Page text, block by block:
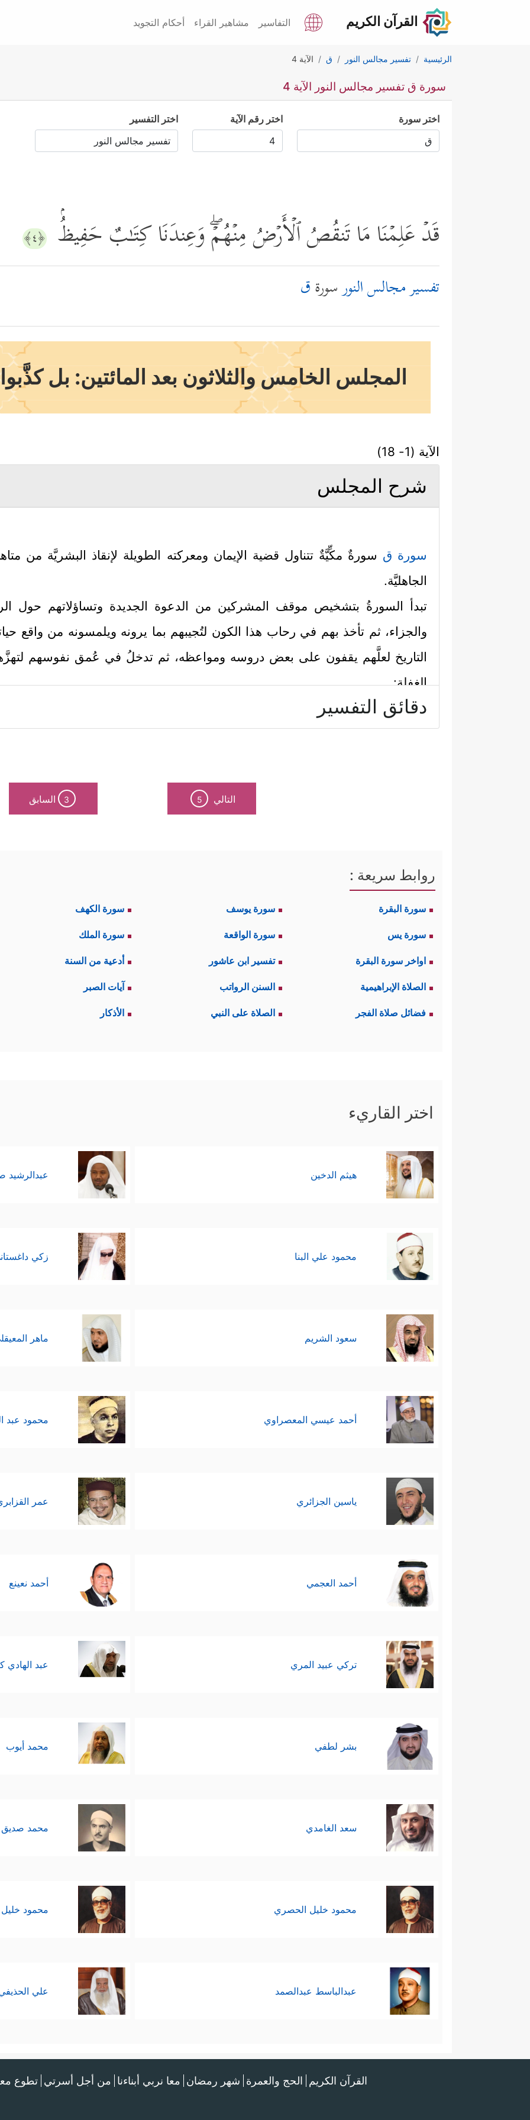
القرآن الكريم التفاسير مشاهير القراء أحكام التجويد
الرئيسية تفسير مجالس النور ق الآية 4
سورة ق تفسير مجالس النور الآية 4
اختر سورة اختر رقم الآية اختر التفسير
قَدۡ عَلِمۡنَا مَا تَنقُصُ ٱلۡأَرۡضُ مِنۡهُمۡۖ وَعِندَنَا كِتَـٰبٌ حَفِیظُۢ ﴿٤﴾
تفسير مجالس النورسورةق
المجلس الخامس والثلاثون بعد المائتين: بل
الآية (1- 18)
شرح المجلس
سورة ق سورةٌ مكِّيَّةٌ تتناول قضية الإيمان ومعركته الطويلة لإنقاذ البشريَّة من
الجاهليَّة.
تبدأ السورةُ بتشخيص موقف المشركين من الدعوة الجديدة وتساؤلاتهم حول
والجزاء، ثم تأخذ بهم في رحاب هذا الكون لتُجيبهم بما يرونه ويلمسونه من
التاريخ لعلَّهم يقفون على بعض دروسه ومواعظه، ثم تدخلُ في عُمق نفوسهم
الغفلة:
أولًا: استهَلَّت السورة بقسَمٍ عظيمٍ يُقصد به بيان عظمة هذا القرآن، والتنبيه إلى
﴿قۤۚ وَٱلۡقُرۡءَانِ ٱلۡمَجِیدِ﴾.
ينتظرهم بعد موتهم من بعثٍ وحسابٍ وجزاءٍ﴿بَلۡ عَجِبُوۤاْ أَن جَاۤءَهُم مُّنذِرࣱ مِّنۡهُمۡ فَقَالَ ٱلۡكَـٰفِرُونَ
ثم يتحوَّلُ هذا التعجُّب إلى تكذيبٍ صريحٍ ﴿بَلۡ كَذَّبُواْ بِٱلۡحَقِّ لَمَّا جَاۤءَهُمۡ﴾ثم
ثالثًا: ردَّ القرآنُ تعجُّبهم بتأكيد علم الله تعالى الشامل، فهو يعلم ما يذهب في
منها يغيب عن عِلمِ الله
﴿وَعِندَنَا كِتَـٰبٌ حَفِیظُۢ﴾
ملموسٍ إعادةَ الحياة بعد الموت
الحياة للإنسان بعد أن تُدفن خلاياه في التراب أيضًا.
سادسًا: ذكَّر القرآن هؤلاء المشركين بما أصابَ أسلافهم المشركين من الأُمم
سابعًا: عاد القرآن ليناقشهم في تكذيبهم بالبعث، محتجًّا عليهم بدليل العقل بعد أن
بِٱلۡخَلۡقِ ٱلۡأَوَّلِۚ﴾
وهذا سؤالٌ يصعق هذه العقول ويصدمها بالحقيقة الكبرى؛ فالله الذي
وهذا التعجُّبُ مِن تعجُّبهم هو الذي صاغه القرآن بقوله:
﴿بَلۡ هُمۡ فِی لَبۡسࣲ مِّنۡ خَلۡقࣲ جَدِیدࣲ﴾
الجديد، وهم موجودون بالخلق الأول.
التكذيب؛ فالإنسان المُجادِل ليس شرطًا أن يكون مُقتنِعًا بما يقول، فالحسد مثلًا كافٍ
لا ينفع معها حوارٌ، ولا يردُّها دليلٌ.
ٱلۡإِنسَـٰنَ وَنَعۡلَمُ مَا تُوَسۡوِسُ بِهِۦ نَفۡسُهُۥ ۖ وَنَحۡنُ أَقۡرَبُ إِلَیۡهِ مِنۡ حَبۡلِ ٱلۡوَرِیدِ
إِذۡ یَتَلَقَّى ٱلۡمُتَلَقِّیَانِ عَنِ ٱلۡیَمِینِ
إِلَّا لَدَیۡهِ رَقِیبٌ عَتِیدࣱ﴾فالله سبحانه يعلم الوساوس الداخلية، ويعلم المُجادلات
دقائق التفسير
التالي 5
3 السابق
روابط سريعة :
سورة البقرة سورة يوسف سورة الكهف
سورة يس سورة الواقعة سورة الملك
اواخر سورة البقرة تفسير ابن عاشور أدعية من السنة
الصلاة الإبراهيمية السنن الرواتب آيات الصبر
فضائل صلاة الفجر الصلاة على النبي الأذكار
اختر القاريء
هيثم الدخين عبدالرشيد
محمود علي البنا زكي
سعود الشريم ماهر
أحمد عيسي المعصراوي محمود عبد
ياسين الجزائري عمر
أحمد العجمي أحمد نعينع
تركي عبيد المري عبد الهادي
بشر لطفي محمد أيوب
سعد الغامدي محمد صديق
محمود خليل الحصري محمود
عبدالباسط عبدالصمد علي
القرآن الكريم الحج والعمرة شهر رمضان معا نربي أبناءنا من أجل أسرتي تطوع